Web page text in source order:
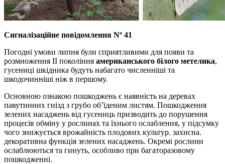
Сигналізаційне повідомлення Nº 41
Погодні умови липня були сприятливими для появи та
розмноження ІІ покоління американського білого метелика,
гусениці шкідника будуть набагато численніші та
шкодочинніші ніж в першому.
Основною ознакою пошкоджень є наявність на деревах
павутинних гнізд з грубо обʼїденим листям. Пошкодження
зелених насаджень від гусениць призводить до порушення
процесів обміну у рослинах та їхнього ослаблення, у підсумку
чого знижується врожайність плодових культур. захисна.
декоративна функція зелених насаджень. Окремі рослини
ослаблюються та гинуть, особливо при багаторазовому
пошкодженні.